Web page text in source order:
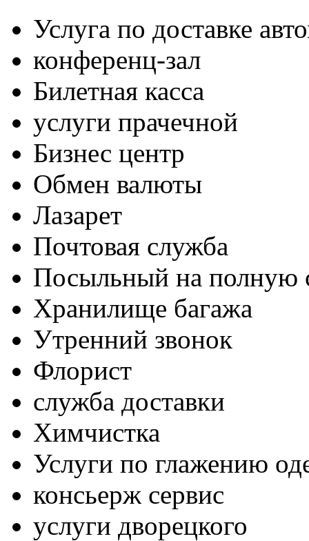
Услуга по доставке
конференц-зал
Билетная касса
услуги прачечной
Бизнес центр
Обмен валюты
Лазарет
Почтовая служба
Посыльный на полную
Хранилище багажа
Утренний звонок
Флорист
служба доставки
Химчистка
Услуги по глажению
консьерж сервис
услуги дворецкого